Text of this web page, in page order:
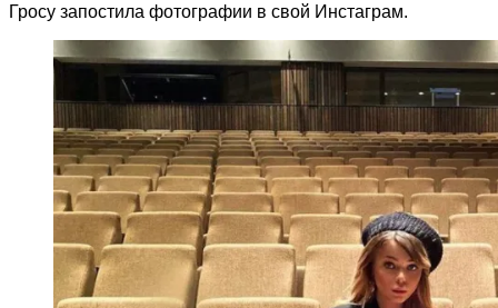
Гросу запостила фотографии в свой Инстаграм.